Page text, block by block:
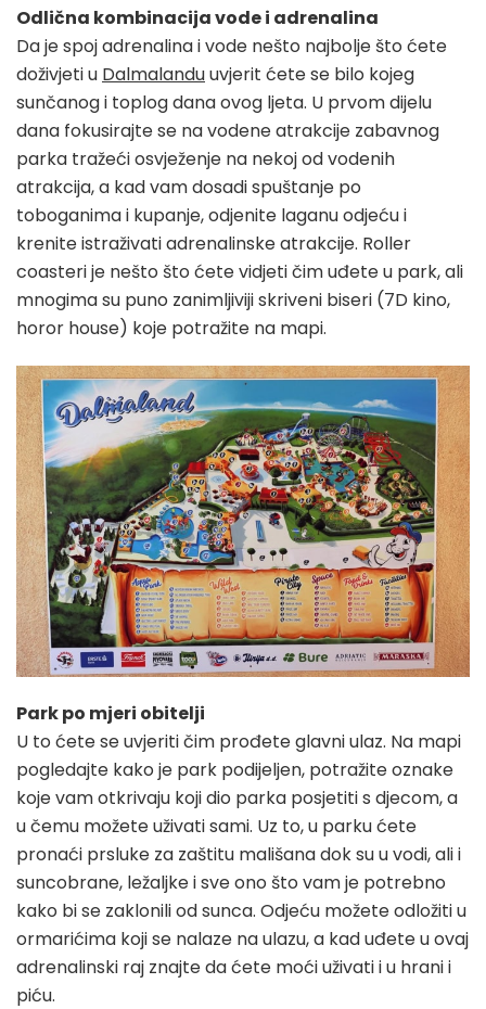
Odlična kombinacija vode i adrenalina
Da je spoj adrenalina i vode nešto najbolje što ćete
doživjeti u Dalmalanduuvjerit ćete se bilo kojeg
sunčanog i toplog dana ovog ljeta. U prvom dijelu
dana fokusirajte se na vodene atrakcije zabavnog
parka tražeći osvježenje na nekoj od vodenih
atrakcija, a kad vam dosadi spuštanje po
toboganima i kupanje, odjenite laganu odjeću i
krenite istraživati adrenalinske atrakcije. Roller
coasteri je nešto što ćete vidjeti čim uđete u park, ali
mnogima su puno zanimljiviji skriveni biseri (7D kino,
horor house) koje potražite na mapi.
Park po mjeri obitelji
U to ćete se uvjeriti čim prođete glavni ulaz. Na mapi
pogledajte kako je park podijeljen, potražite oznake
koje vam otkrivaju koji dio parka posjetiti s djecom, a
u čemu možete uživati sami. Uz to, u parku ćete
pronaći prsluke za zaštitu mališana dok su u vodi, ali i
suncobrane, ležaljke i sve ono što vam je potrebno
kako bi se zaklonili od sunca. Odjeću možete odložiti u
ormarićima koji se nalaze na ulazu, a kad uđete u ovaj
adrenalinski raj znajte da ćete moći uživati i u hrani i
piću.